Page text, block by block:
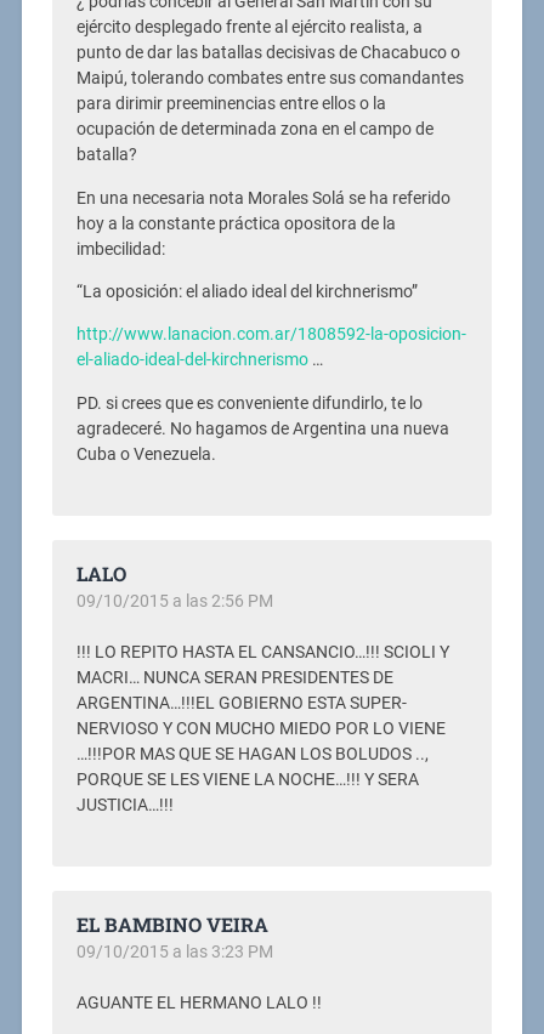
ejército desplegado frente al ejército realista, a
punto de dar las batallas decisivas de Chacabuco o
Maipú, tolerando combates entre sus comandantes
para dirimir preeminencias entre ellos o la
ocupación de determinada zona en el campo de
batalla?
En una necesaria nota Morales Solá se ha referido
hoy a la constante práctica opositora de la
imbecilidad:
“La oposición: el aliado ideal del kirchnerismo”
http://www.lanacion.com.ar/1808592-la-oposicion-
el-aliado-ideal-del-kirchnerismo…
PD. si crees que es conveniente difundirlo, te lo
agradeceré. No hagamos de Argentina una nueva
Cuba o Venezuela.
LALO
09/10/2015 a las 2:56 PM
!!! LO REPITO HASTA EL CANSANCIO…!!! SCIOLI Y
MACRI… NUNCA SERAN PRESIDENTES DE
ARGENTINA…!!!EL GOBIERNO ESTA SUPER-
NERVIOSO Y CON MUCHO MIEDO POR LO VIENE
…!!!POR MAS QUE SE HAGAN LOS BOLUDOS ..,
PORQUE SE LES VIENE LA NOCHE…!!! Y SERA
JUSTICIA…!!!
EL BAMBINO VEIRA
09/10/2015 a las 3:23 PM
AGUANTE EL HERMANO LALO !!